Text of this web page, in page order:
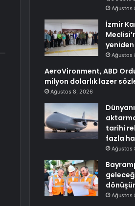
Ağustos
İzmir
Ağustos
AeroVironment, ABD
milyon dolarlık lazer
Ağustos 8, 2026
tarihi
fazla
Ağustos
Ağustos